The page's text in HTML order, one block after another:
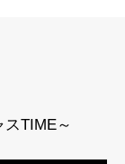
TIME～